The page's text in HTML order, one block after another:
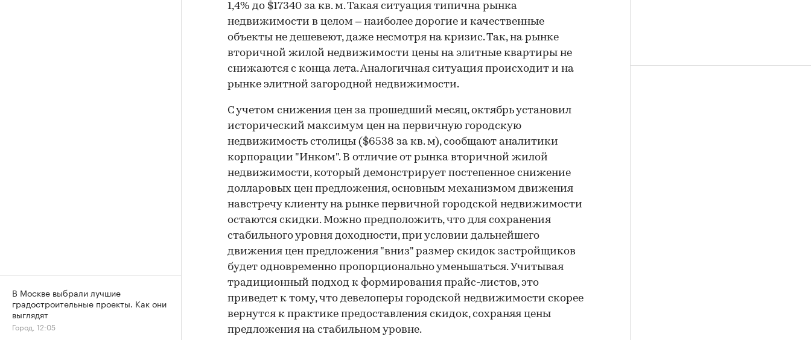
1,4% до $17340 за кв. м. Такая ситуация типична рынка
недвижимости в целом – наиболее дорогие и качественные
объекты не дешевеют, даже несмотря на кризис. Так, на рынке
вторичной жилой недвижимости цены на элитные квартиры не
снижаются с конца лета. Аналогичная ситуация происходит и на
рынке элитной загородной недвижимости.
С учетом снижения цен за прошедший месяц, октябрь установил
исторический максимум цен на первичную городскую
недвижимость столицы ($6538 за кв. м), сообщают аналитики
корпорации "Инком". В отличие от рынка вторичной жилой
недвижимости, который демонстрирует постепенное снижение
долларовых цен предложения, основным механизмом движения
навстречу клиенту на рынке первичной городской недвижимости
остаются скидки. Можно предположить, что для сохранения
стабильного уровня доходности, при условии дальнейшего
движения цен предложения "вниз" размер скидок застройщиков
будет одновременно пропорционально уменьшаться. Учитывая
традиционный подход к формирования прайс-листов, это
приведет к тому, что девелоперы городской недвижимости скорее
вернутся к практике предоставления скидок, сохраняя цены
предложения на стабильном уровне.
В Москве выбрали лучшие
градостроительные проекты. Как они
выглядят
Город, 12:05